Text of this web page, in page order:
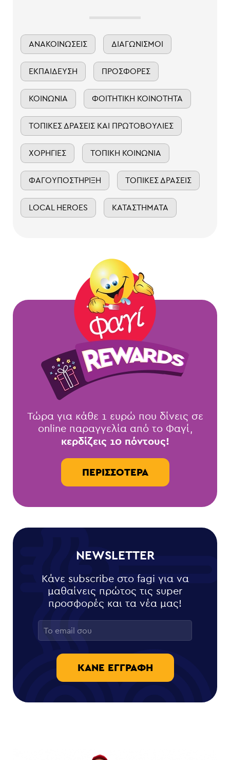
ΑΝΑΚΟΙΝΏΣΕΙΣ ΔΙΑΓΩΝΙΣΜΟΊ
ΕΚΠΑΊΔΕΥΣΗ ΠΡΟΣΦΟΡΈΣ
ΚΟΙΝΩΝΊΑ ΦΟΙΤΗΤΙΚΉ ΚΟΙΝΌΤΗΤΑ
ΤΟΠΙΚΈΣ ΔΡΆΣΕΙΣ ΚΑΙ ΠΡΩΤΟΒΟΥΛΊΕΣ
ΧΟΡΗΓΊΕΣ ΤΟΠΙΚΉ ΚΟΙΝΩΝΊΑ
ΦΑΓΟΥΠΟΣΤΉΡΙΞΗ ΤΟΠΙΚΈΣ ΔΡΆΣΕΙΣ
LOCAL HEROES ΚΑΤΑΣΤΉΜΑΤΑ
Τώρα για κάθε 1 ευρώ που δίνεις σε
online παραγγελία από το Φαγί,
κερδίζεις 10 πόντους!
ΠΕΡΙΣΣΌΤΕΡΑ
NEWSLETTER
Κάνε subscribe στο fagi για να
μαθαίνεις πρώτος τις super
προσφορές και τα νέα μας!
ΚΆΝΕ ΕΓΓΡΑΦΉ